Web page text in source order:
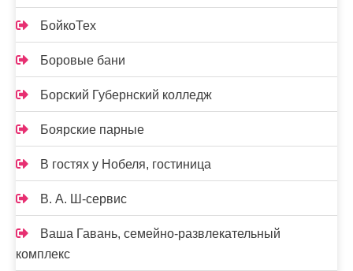
БойкоТех
Боровые бани
Борский Губернский колледж
Боярские парные
В гостях у Нобеля, гостиница
В. А. Ш-сервис
Ваша Гавань, семейно-развлекательный
комплекс